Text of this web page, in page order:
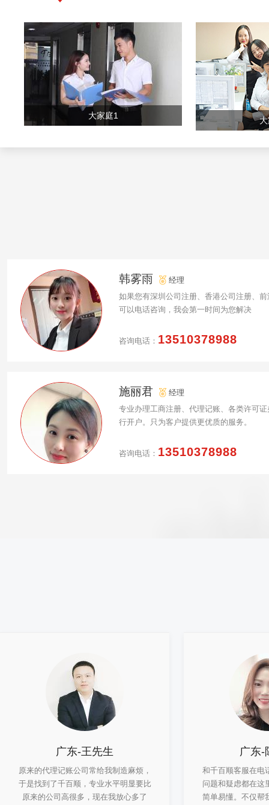
大家庭1
韩雾雨
经理
如果您有深圳公司注册、香港公司注册、
可以电话咨询，我会第一时间为您解决
咨询电话： 13510378988
施丽君
经理
专业办理工商注册、代理记账、各类许可
行开户。只为客户提供更优质的服务。
咨询电话： 13510378988
广东-王先生
原来的代理记账公司常给我制造麻烦，
于是找到了千百顺，专业水平明显要比
原来的公司高很多，现在我放心多了
广东-
和千百顺客服在电
问题和疑虑都在这
简单易懂。不仅帮